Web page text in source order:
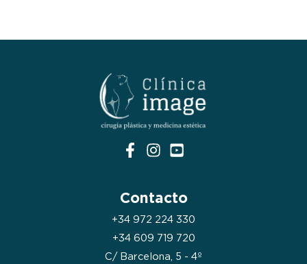
Contacto
+34 972 224 330
+34 609 719 720
C/ Barcelona, 5 - 4º